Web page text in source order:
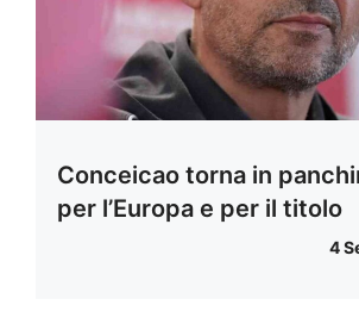
Conceicao torna in
per l’Europa e per il titolo
4